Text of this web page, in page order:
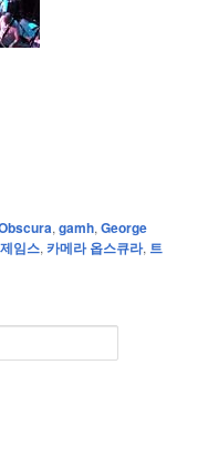
,gamh,George
임스,카메라 옵스큐라, 트